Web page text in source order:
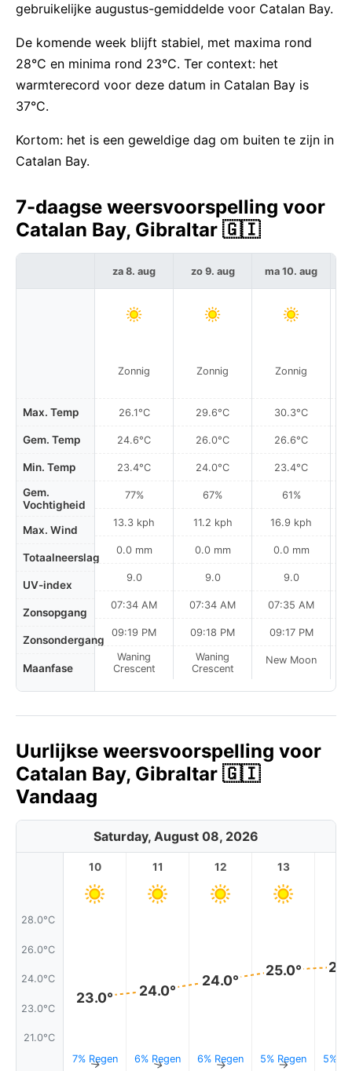
gebruikelijke augustus-gemiddelde voor Catalan Bay.
De komende week blijft stabiel, met maxima rond
28°C en minima rond 23°C. Ter context: het
warmterecord voor deze datum in Catalan Bay is
37°C.
Kortom: het is een geweldige dag om buiten te zijn in
Catalan Bay.
7-daagse weersvoorspelling voor
Catalan Bay, Gibraltar 🇬🇮
Max. Temp
Gem. Temp
Min. Temp
Gem.
Vochtigheid
Max. Wind
Totaalneerslag
UV-index
Zonsopgang
Zonsondergang
Maanfase
za 8. aug
Zonnig
26.1°C
24.6°C
23.4°C
77%
13.3 kph
0.0 mm
9.0
07:34 AM
09:19 PM
Waning
Crescent
zo 9. aug
Zonnig
29.6°C
26.0°C
24.0°C
67%
11.2 kph
0.0 mm
9.0
07:34 AM
09:18 PM
Waning
Crescent
ma 10. aug
Zonnig
30.3°C
26.6°C
23.4°C
61%
16.9 kph
0.0 mm
9.0
07:35 AM
09:17 PM
New Moon
Uurlijkse weersvoorspelling voor
Catalan Bay, Gibraltar 🇬🇮
Vandaag
Saturday, August 08, 2026
28.0°C
26.0°C
24.0°C
23.0°C
21.0°C
10
23.0°
7% Regen
↑
11
24.0°
6% Regen
↑
12
24.0°
6% Regen
↑
13
25.0°
5% Regen
↑
5%